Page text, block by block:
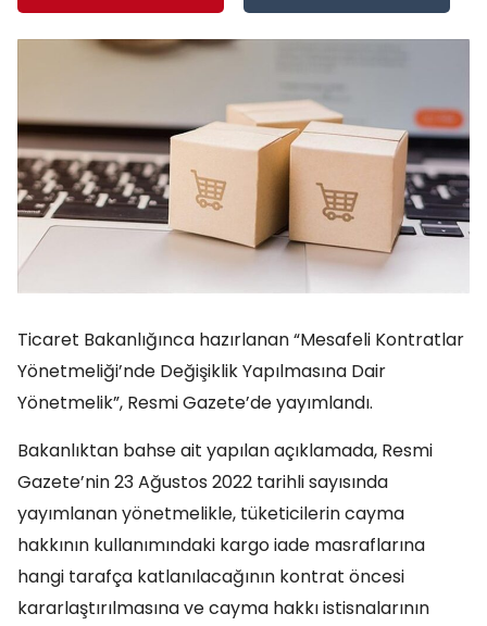
Ticaret Bakanlığınca hazırlanan “Mesafeli Kontratlar
Yönetmeliği’nde Değişiklik Yapılmasına Dair
Yönetmelik”, Resmi Gazete’de yayımlandı.
Bakanlıktan bahse ait yapılan açıklamada, Resmi
Gazete’nin 23 Ağustos 2022 tarihli sayısında
yayımlanan yönetmelikle, tüketicilerin cayma
hakkının kullanımındaki kargo iade masraflarına
hangi tarafça katlanılacağının kontrat öncesi
kararlaştırılmasına ve cayma hakkı istisnalarının